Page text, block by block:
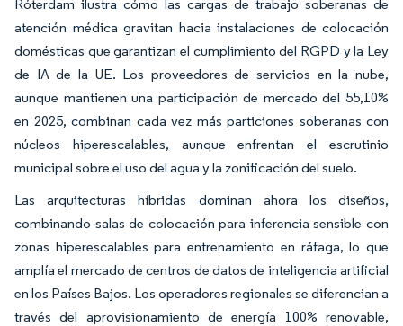
Róterdam ilustra cómo las cargas de trabajo soberanas de
atención médica gravitan hacia instalaciones de colocación
domésticas que garantizan el cumplimiento del RGPD y la Ley
de IA de la UE. Los proveedores de servicios en la nube,
aunque mantienen una participación de mercado del 55,10%
en 2025, combinan cada vez más particiones soberanas con
núcleos hiperescalables, aunque enfrentan el escrutinio
municipal sobre el uso del agua y la zonificación del suelo.
Las arquitecturas híbridas dominan ahora los diseños,
combinando salas de colocación para inferencia sensible con
zonas hiperescalables para entrenamiento en ráfaga, lo que
amplía el mercado de centros de datos de inteligencia artificial
en los Países Bajos. Los operadores regionales se diferencian a
través del aprovisionamiento de energía 100% renovable,